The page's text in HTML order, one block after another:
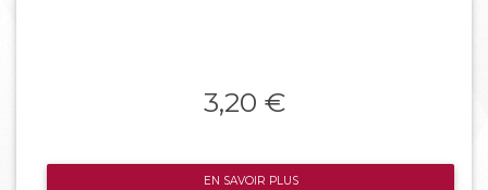
3,20 €
EN SAVOIR PLUS